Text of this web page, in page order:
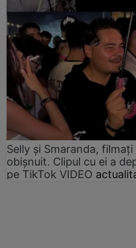
Selly și Smaranda,
obișnuit. Clipul cu ei a
pe TikTok VIDEO